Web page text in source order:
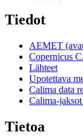
Tiedot
AEMET
Copernicus
Lähteet
Upotettava
Calima data
Calima-
Tietoa